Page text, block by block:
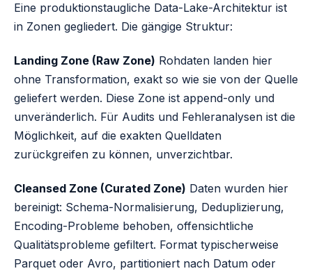
Eine produktionstaugliche Data-Lake-Architektur ist
in Zonen gegliedert. Die gängige Struktur:
Landing Zone (Raw Zone) Rohdaten landen hier
ohne Transformation, exakt so wie sie von der Quelle
geliefert werden. Diese Zone ist append-only und
unveränderlich. Für Audits und Fehleranalysen ist die
Möglichkeit, auf die exakten Quelldaten
zurückgreifen zu können, unverzichtbar.
Cleansed Zone (Curated Zone) Daten wurden hier
bereinigt: Schema-Normalisierung, Deduplizierung,
Encoding-Probleme behoben, offensichtliche
Qualitätsprobleme gefiltert. Format typischerweise
Parquet oder Avro, partitioniert nach Datum oder